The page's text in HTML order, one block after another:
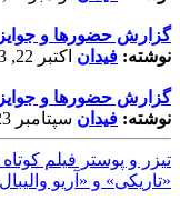
گزارش حضورها و جوایز
نوشته: فیدان اکتبر 22, 2023
گزارش حضورها و جوایز
نوشته: فیدان سپتامبر 23, 2023
تیزر و پوستر فیلم
«تاریکی» و «آریو